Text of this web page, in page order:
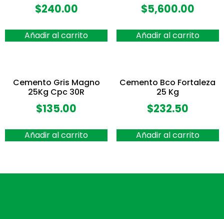
$240.00
Añadir al carrito
$5,600.00
Añadir al carrito
Cemento Gris Magno
25Kg Cpc 30R
$135.00
Añadir al carrito
Cemento Bco Fortaleza
25 Kg
$232.50
Añadir al carrito